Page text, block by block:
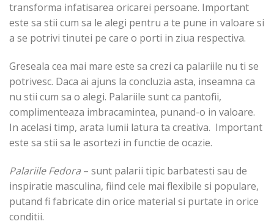
transforma infatisarea oricarei persoane. Important
este sa stii cum sa le alegi pentru a te pune in valoare si
a se potrivi tinutei pe care o porti in ziua respectiva.
Greseala cea mai mare este sa crezi ca palariile nu ti se
potrivesc. Daca ai ajuns la concluzia asta, inseamna ca
nu stii cum sa o alegi. Palariile sunt ca pantofii,
complimenteaza imbracamintea, punand-o in valoare.
In acelasi timp, arata lumii latura ta creativa. Important
este sa stii sa le asortezi in functie de ocazie.
Palariile Fedora – sunt palarii tipic barbatesti sau de
inspiratie masculina, fiind cele mai flexibile si populare,
putand fi fabricate din orice material si purtate in orice
conditii.